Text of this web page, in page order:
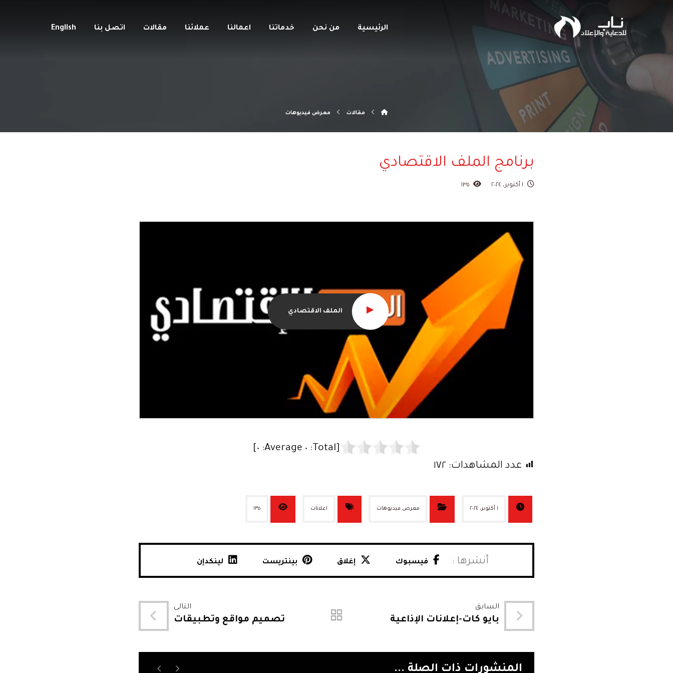
الرئيسية من نحن خدماتنا اعمالنا عملائنا مقالات اتصل بنا English
مقالات معرض فيديوهات
برنامج الملف الاقتصادي
١ أكتوبر، ٢٠٢٤ ١٣٥
الملف الاقتصادي
[Total: ٠ ٠]
عدد المشاهدات: ١٧٢
١ أكتوبر، ٢٠٢٤ معرض فيديوهات اعلانات ١٣٥
فيسبوك إغلاق بينتريست لينكدإن
السابق
بايو كات-إعلانات الإذاعية
التالى
تصميم مواقع وتطبيقات
المنشورات ذات الصلة ...